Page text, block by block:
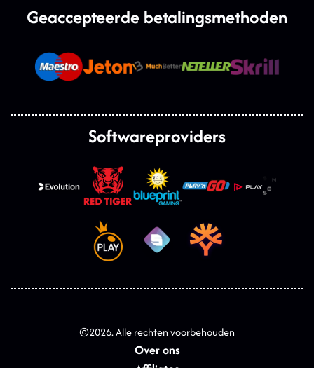
Geaccepteerde betalingsmethoden
Softwareproviders
©2026. Alle rechten voorbehouden
Over ons